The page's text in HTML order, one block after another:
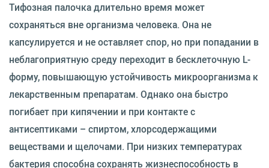
Тифозная палочка длительно время может
сохраняться вне организма человека. Она не
капсулируется и не оставляет спор, но при попадании в
неблагоприятную среду переходит в бесклеточную L-
форму, повышающую устойчивость микроорганизма к
лекарственным препаратам. Однако она быстро
погибает при кипячении и при контакте с
антисептиками – спиртом, хлорсодержащими
веществами и щелочами. При низких температурах
бактерия способна сохранять жизнеспособность в